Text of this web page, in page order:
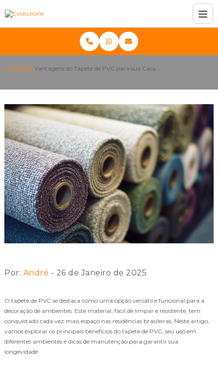
HomeBlogVantagens do Tapete de PVC para sua Casa
Por: André - 26 de Janeiro de 2025
O tapete de PVC se destaca como uma opção versátil e funcional para a
decoração de ambientes. Este material, fácil de limpar e resistente, tem
conquistado cada vez mais espaço nas residências brasileiras. Neste artigo,
vamos explorar os principais benefícios do tapete de PVC, seu uso em
diferentes ambientes e dicas de manutenção para garantir sua
longevidade.